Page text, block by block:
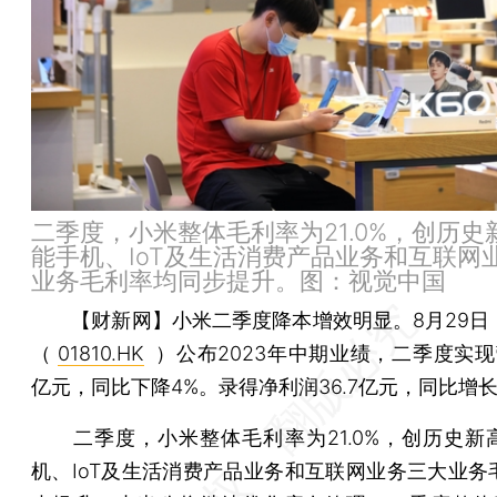
二季度，小米整体毛利率为21.0%，创历史
能手机、IoT及生活消费产品业务和互联网
业务毛利率均同步提升。图：视觉中国
【财新网】 小米二季度降本增效明显。8月29日
（ 01810.HK ）公布2023年中期业绩，二季度实
亿元，同比下降4%。录得净利润36.7亿元，同比增
二季度，小米整体毛利率为21.0%，创历史新
机、IoT及生活消费产品业务和互联网业务三大业务